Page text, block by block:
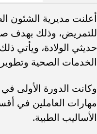
أعلنت مديرية الشئون
للتمريض، وذلك بهدف
حديثي الولادة، ويأتي
الخدمات الصحية وتطوير
مهارات العاملين في
الأساليب الطبية.